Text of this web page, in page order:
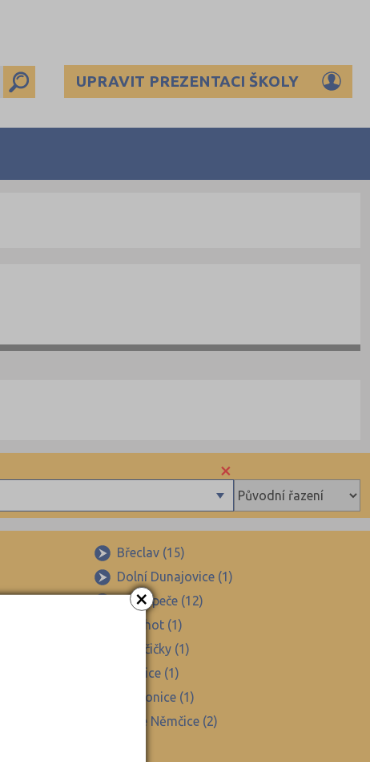
×
UPRAVIT PREZENTACI ŠKOLY
×
Břeclav (15)
Dolní Dunajovice (1)
Hustopeče (12)
Lanžhot (1)
Němčičky (1)
Rakvice (1)
Tvrdonice (1)
Velké Němčice (2)